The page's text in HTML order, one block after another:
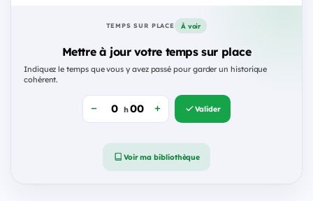
TEMPS SUR PLACE À voir
Mettre à jour votre temps sur place
Indiquez le temps que vous y avez passé pour garder un historique
cohérent.
h Valider
Voir ma bibliothèque